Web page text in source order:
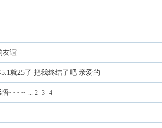
友谊
5.1就25了 把我终结了吧 亲爱的
~~~~ ... 2 3 4